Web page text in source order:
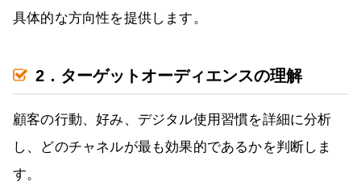
具体的な方向性を提供します。
2．ターゲットオーディエンスの理解
顧客の行動、好み、デジタル使用習慣を詳細に分析
し、どのチャネルが最も効果的であるかを判断しま
す。